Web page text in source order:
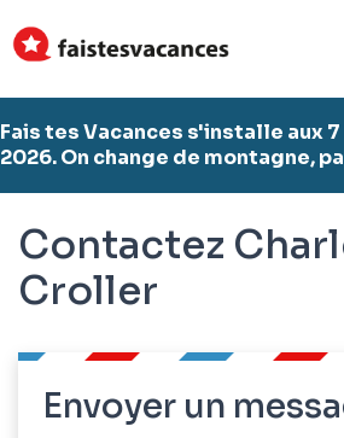
Fais tes Vacances s'installe aux
2026. On change de montagne,
Contactez
Croller
Envoyer un